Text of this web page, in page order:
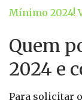
Mínimo 2024!
Quem
2024 e
Para solicitar